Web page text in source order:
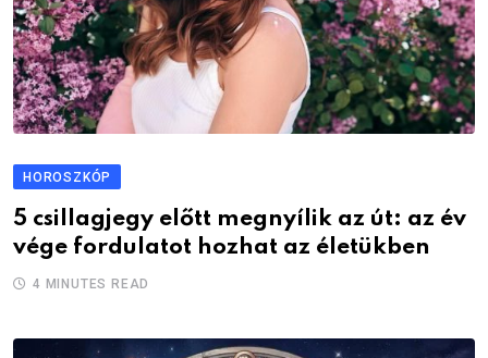
HOROSZKÓP
5 csillagjegy előtt megnyílik az út: az év
vége fordulatot hozhat az életükben
4 MINUTES READ